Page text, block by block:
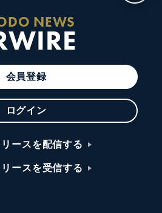
NEWS
会員登録
ログイン
ースを配信する
ースを受信する